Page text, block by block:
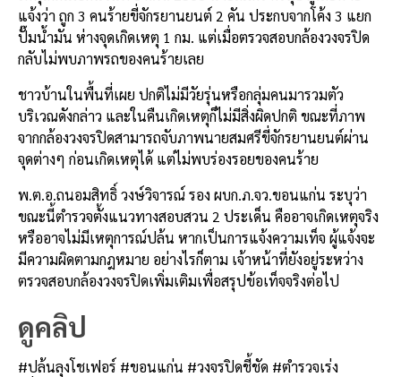
แจ้งว่า ถูก 3 คนร้ายขี่จักรยานยนต์ 2 คัน ประกบจากโค้ง 3 แยก
ปั๊มน้ำมัน ห่างจุดเกิดเหตุ 1 กม. แต่เมื่อตรวจสอบกล้องวงจรปิด
กลับไม่พบภาพรถของคนร้ายเลย
ชาวบ้านในพื้นที่เผย ปกติไม่มีวัยรุ่นหรือกลุ่มคนมารวมตัว
บริเวณดังกล่าว และในคืนเกิดเหตุก็ไม่มีสิ่งผิดปกติ ขณะที่ภาพ
จากกล้องวงจรปิดสามารถจับภาพนายสมศรีขี่จักรยานยนต์ผ่าน
จุดต่างๆ ก่อนเกิดเหตุได้ แต่ไม่พบร่องรอยของคนร้าย
พ.ต.อ.ถนอมสิทธิ์ วงษ์วิจารณ์ รอง ผบก.ภ.จว.ขอนแก่น ระบุว่า
ขณะนี้ตำรวจตั้งแนวทางสอบสวน 2 ประเด็น คืออาจเกิดเหตุจริง
หรืออาจไม่มีเหตุการณ์ปล้น หากเป็นการแจ้งความเท็จ ผู้แจ้งจะ
มีความผิดตามกฎหมาย อย่างไรก็ตาม เจ้าหน้าที่ยังอยู่ระหว่าง
ตรวจสอบกล้องวงจรปิดเพิ่มเติมเพื่อสรุปข้อเท็จจริงต่อไป
ดูคลิป
#ปล้นลุงโชเฟอร์ #ขอนแก่น #วงจรปิดชี้ชัด #ตำรวจเร่ง